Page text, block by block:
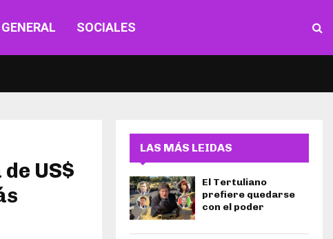
SOCIALES
US$
LAS MÁS LEIDAS
El Tertuliano
prefiere quedarse
con el poder